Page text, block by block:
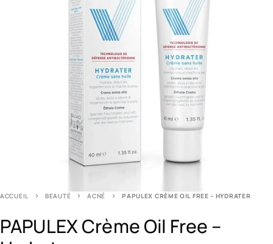
ACCUEIL BEAUTÉ ACNÉ PAPULEX CRÈME OIL FREE – HYDRATER
PAPULEX Crème Oil Free –